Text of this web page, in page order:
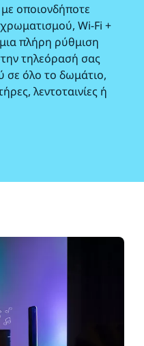
οποιονδήποτε
Wi-Fi +
πλήρη ρύθμιση
τηλεόρασή σας
σε όλο το δωμάτιο,
λεντοταινίες ή